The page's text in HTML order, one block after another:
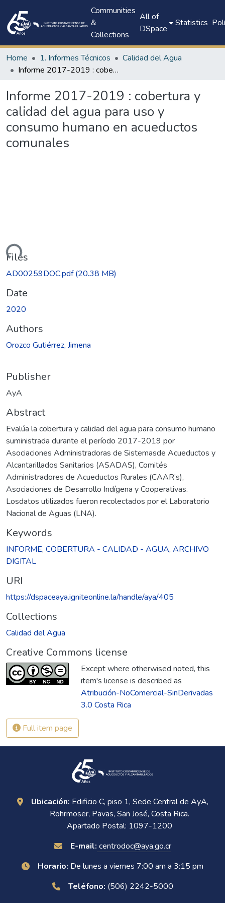
Communities
&
Collections
All of
DSpace
Statistics
Home 1. Informes Técnicos
Calidad del Agua
Informe 2017-2019 : cobertura y calidad del agua para uso y consumo humano en acueductos comunales
Informe 2017-2019 : cobertura y
calidad del agua para uso y
consumo humano en acueductos
comunales
Files
AD00259DOC.pdf(20.38 MB)
Date
2020
Authors
Orozco Gutiérrez, Jimena
Publisher
AyA
Abstract
Evalúa la cobertura y calidad del agua para consumo humano
suministrada durante el período 2017-2019 por
Asociaciones Administradoras de Sistemasde Acueductos y
Alcantarillados Sanitarios (ASADAS), Comités
Administradores de Acueductos Rurales (CAAR’s),
Asociaciones de Desarrollo Indígena y Cooperativas.
Losdatos utilizados fueron recolectados por el Laboratorio
Nacional de Aguas (LNA).
Keywords
INFORME, COBERTURA - CALIDAD - AGUA, ARCHIVO
DIGITAL
URI
https://dspaceaya.igniteonline.la/handle/aya/405
Collections
Calidad del Agua
Creative Commons license
Except where otherwised noted, this
item's license is described as
Atribución-NoComercial-SinDerivadas
3.0 Costa Rica
Full item page
Ubicación: Edificio C, piso 1, Sede Central de AyA,
Rohrmoser, Pavas, San José, Costa Rica.
Apartado Postal: 1097-1200
E-mail: centrodoc@aya.go.cr
Horario: De lunes a viernes 7:00 am a 3:15 pm
Teléfono: (506) 2242-5000